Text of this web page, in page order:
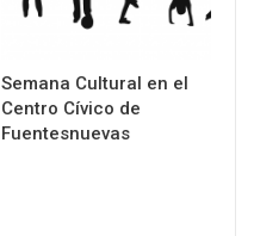
Semana Cultural en el
Centro Cívico de
Fuentesnuevas